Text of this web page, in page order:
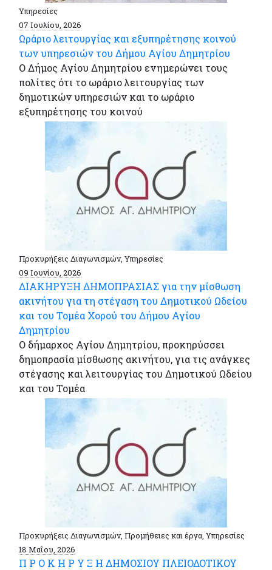
Υπηρεσίες
07 Ιουλίου, 2026
Ωράριο λειτουργίας και εξυπηρέτησης κοινού
των υπηρεσιών του Δήμου Αγίου Δημητρίου
Ο Δήμος Αγίου Δημητρίου ενημερώνει τους
πολίτες ότι το ωράριο λειτουργίας των
δημοτικών υπηρεσιών και το ωράριο
εξυπηρέτησης του κοινού
Προκυρήξεις Διαγωνισμών, Υπηρεσίες
09 Ιουνίου, 2026
ΔΙΑΚΗΡΥΞΗ ΔΗΜΟΠΡΑΣΙΑΣ για την μίσθωση
ακινήτου για τη στέγαση του Δημοτικού Ωδείου
και του Τομέα Χορού του Δήμου Αγίου
Δημητρίου
Ο δήμαρχος Αγίου Δημητρίου, προκηρύσσει
δημοπρασία μίσθωσης ακινήτου, για τις ανάγκες
στέγασης και λειτουργίας του Δημοτικού Ωδείου
και του Τομέα
Προκυρήξεις Διαγωνισμών, Προμήθειες και έργα, Υπηρεσίες
18 Μαΐου, 2026
Π Ρ Ο Κ Η Ρ Υ Ξ Η ΔΗΜΟΣΙΟΥ ΠΛΕΙΟΔΟΤΙΚΟΥ